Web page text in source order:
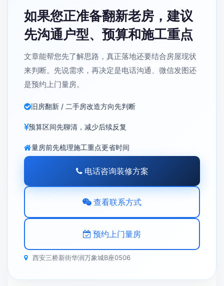
如果您正准备翻新老房，建议
先沟通户型、预算和施工重点
文章能帮您先了解思路，真正落地还要结合房屋现状
来判断。先说需求，再决定是电话沟通、微信发图还
是预约上门量房。
旧房翻新 / 二手房改造方向先判断
预算区间先聊清，减少后续反复
量房前先梳理施工重点更省时间
电话咨询装修方案
查看联系方式
预约上门量房
西安三桥新街华润万象城B座0506